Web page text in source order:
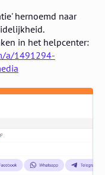
hernoemd naar
in het helpcenter:
a/1491294-